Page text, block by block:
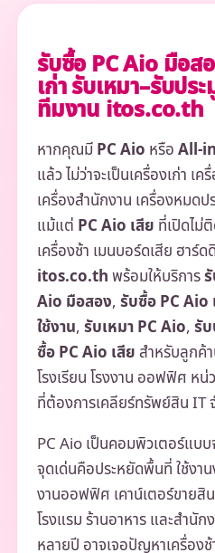
รับซื้อ PC Aio มือส
เก่า รับเหมา–รับปร
ทีมงาน itos.co.th
หากคุณมีPC Aio หรือAll-
แล้ว ไม่ว่าจะเป็นเครื่องเก่า เ
เครื่องสำนักงาน เครื่องหมด
แม้แต่ PC Aio เสีย ที่เปิดไม่
เครื่องช้า เมนบอร์ดเสีย ฮาร์
itos.co.thพร้อมให้บริการ
Aio มือสอง,รับซื้อ PC Aio
ใช้งาน,รับเหมา PC Aio,รั
ซื้อ PC Aio เสีย สำหรับลูกค้
โรงเรียน โรงงาน ออฟฟิศ ห
ที่ต้องการเคลียร์ทรัพย์สิน IT
PC Aio เป็นคอมพิวเตอร์แบบ
จุดเด่นคือประหยัดพื้นที่ ใช้งา
งานออฟฟิศ เคาน์เตอร์ขายสิ
โรงแรม ร้านอาหาร และสำนัก
หลายปี อาจเจอปัญหาเครื่อง